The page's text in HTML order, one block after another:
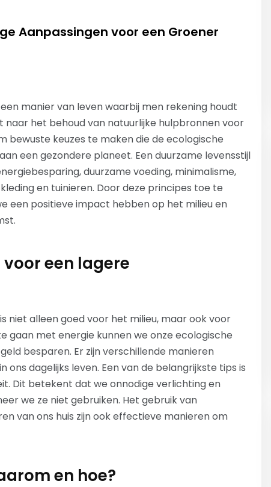
Aanpassingen voor een Groener
manier van leven waarbij men rekening houdt
het behoud van natuurlijke hulpbronnen voor
bewuste keuzes te maken die de ecologische
een gezondere planeet. Een duurzame levensstijl
duurzame voeding, minimalisme,
en tuinieren. Door deze principes toe te
een positieve impact hebben op het milieu en
voor een lagere
niet alleen goed voor het milieu, maar ook voor
gaan met energie kunnen we onze ecologische
besparen. Er zijn verschillende manieren
dagelijks leven. Een van de belangrijkste tips is
Dit betekent dat we onnodige verlichting en
we ze niet gebruiken. Het gebruik van
van ons huis zijn ook effectieve manieren om
en hoe?